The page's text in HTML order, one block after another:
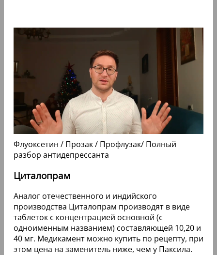
Флуоксетин / Прозак / Профлузак/ Полный
разбор антидепрессанта
Циталопрам
Аналог отечественного и индийского
производства Циталопрам производят в виде
таблеток с концентрацией основной (с
одноименным названием) составляющей 10,20 и
40 мг. Медикамент можно купить по рецепту, при
этом цена на заменитель ниже, чем у Паксила.